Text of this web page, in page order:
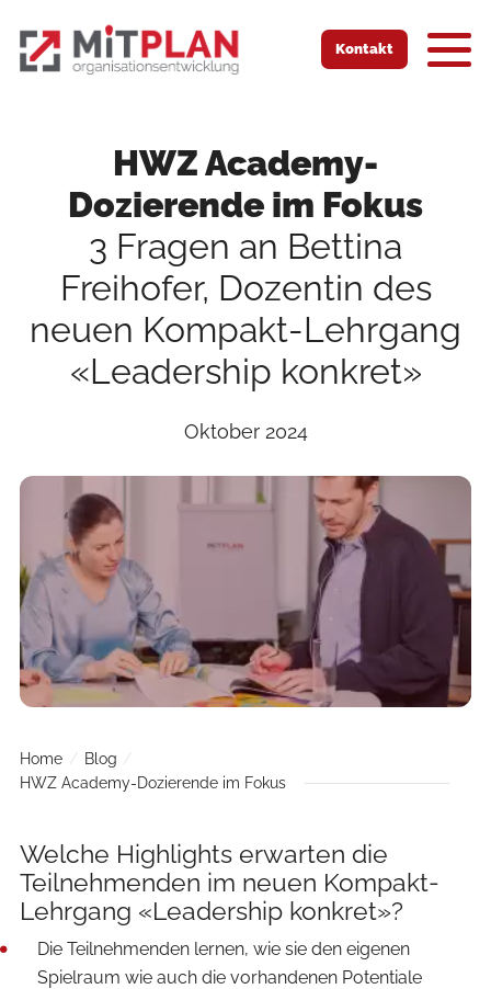
Kontakt
Home
Blog
HWZ Academy-Dozierende im Fokus
HWZ Academy-
Dozierende im Fokus
3 Fragen an Bettina
Freihofer, Dozentin des
neuen Kompakt-Lehrgang
«Leadership konkret»
Oktober 2024
Welche Highlights erwarten die
Teilnehmenden im neuen Kompakt-
Lehrgang «Leadership konkret»?
Die Teilnehmenden lernen, wie sie den eigenen
Spielraum wie auch die vorhandenen Potentiale